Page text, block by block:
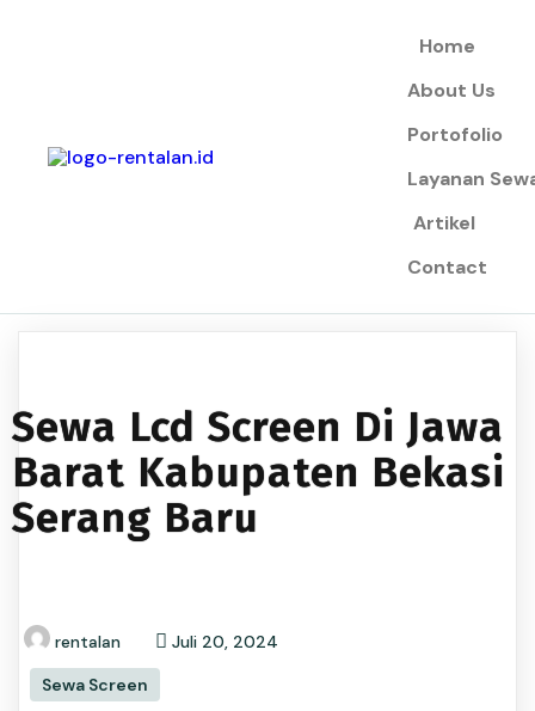
Home
About Us
Portofolio
Layanan
Artikel
Contact
Sewa Lcd Screen Di Jawa
Barat Kabupaten Bekasi
Serang Baru
rentalan
Juli 20, 2024
Sewa Screen